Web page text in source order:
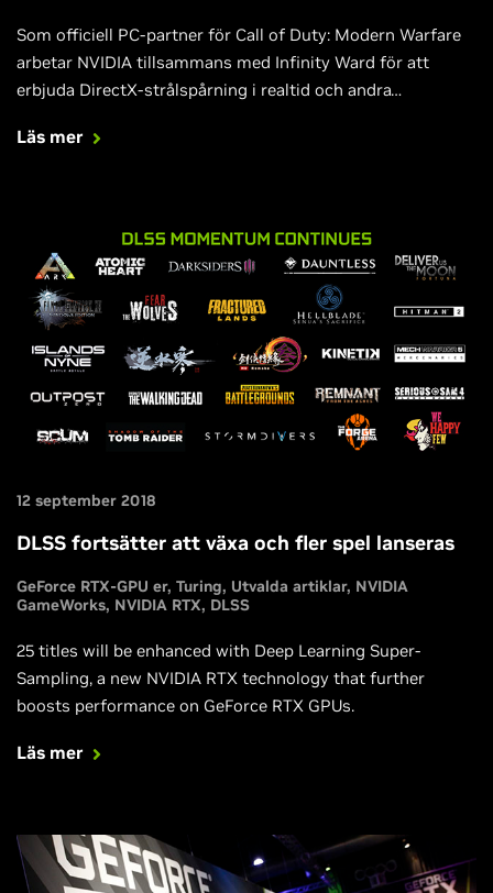
Som officiell PC-partner för Call of Duty: Modern Warfare
arbetar NVIDIA tillsammans med Infinity Ward för att
erbjuda DirectX-strålspårning i realtid och andra
Läs mer
12 september 2018
DLSS fortsätter att växa och fler spel lanseras
GeForce RTX-GPU er Turing Utvalda artiklar NVIDIA
GameWorks NVIDIA RTX DLSS
25 titles will be enhanced with Deep Learning Super-
Sampling, a new NVIDIA RTX technology that further
boosts performance on GeForce RTX GPUs.
Läs mer